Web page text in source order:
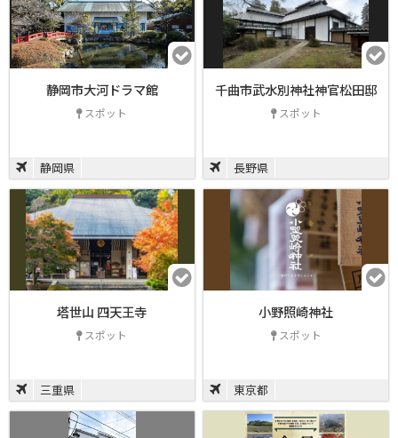
静岡市大河ドラマ館
スポット
静岡県
千曲市武水別神社神官松田邸
スポット
長野県
塔世山 四天王寺
スポット
三重県
小野照崎神社
スポット
東京都